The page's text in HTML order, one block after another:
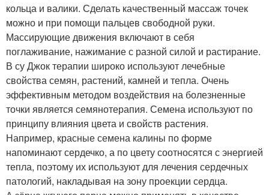
кольца и валики. Сделать качественный массаж точек
можно и при помощи пальцев свободной руки.
Массирующие движения включают в себя
поглаживание, нажимание с разной силой и растирание.
В су Джок терапии широко используют лечебные
свойства семян, растений, камней и тепла. Очень
эффективным методом воздействия на болезненные
точки является семянотерапия. Семена используют по
принципу влияния цвета и свойств растения.
Например, красные семена калины по форме
напоминают сердечко, а по цвету соотносятся с энергией
тепла, поэтому их используют для лечения сердечных
патологий, накладывая на зону проекции сердца.